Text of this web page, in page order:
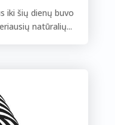
iki šių dienų buvo
natūralių...